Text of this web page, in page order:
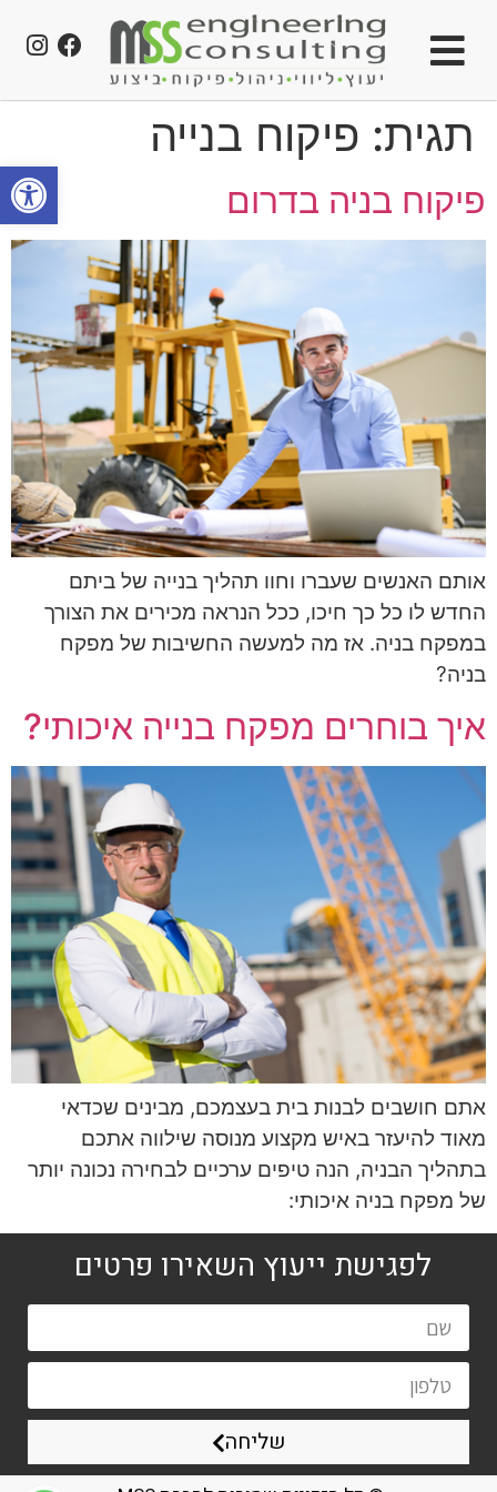
פתח
תגית: פיקוח בנייה
פיקוח בניה בדרום
אותם האנשים שעברו וחוו תהליך בנייה של ביתם
החדש לו כל כך חיכו, ככל הנראה מכירים את הצורך
במפקח בניה. אז מה למעשה החשיבות של מפקח
בניה?
איך בוחרים מפקח בנייה איכותי?
אתם חושבים לבנות בית בעצמכם, מבינים שכדאי
מאוד להיעזר באיש מקצוע מנוסה שילווה אתכם
בתהליך הבניה, הנה טיפים ערכיים לבחירה נכונה יותר
של מפקח בניה איכותי:
לפגישת ייעוץ השאירו פרטים
שליחה